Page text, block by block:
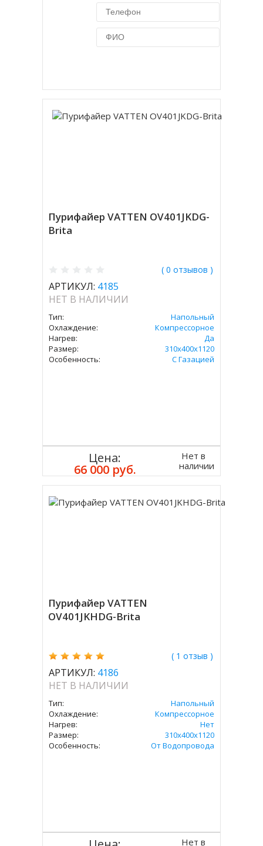
Пурифайер VATTEN OV401JKDG-
Brita
( 0 отзывов )
АРТИКУЛ: 4185
НЕТ В НАЛИЧИИ
Тип:
Напольный
Охлаждение:
Компрессорное
Нагрев:
Да
Размер:
310х400х1120
Особенность:
С Газацией
Цена:
66 000 руб.
Нет в
наличии
Пурифайер VATTEN
OV401JKHDG-Brita
( 1 отзыв )
АРТИКУЛ: 4186
НЕТ В НАЛИЧИИ
Тип:
Напольный
Охлаждение:
Компрессорное
Нагрев:
Нет
Размер:
310х400х1120
Особенность:
От Водопровода
Нет в